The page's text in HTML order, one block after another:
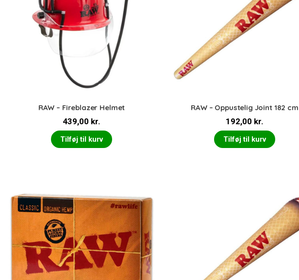
RAW – Fireblazer Helmet
439,00 kr.
Tilføj til kurv
RAW – Oppustelig Joint 182 cm
192,00 kr.
Tilføj til kurv